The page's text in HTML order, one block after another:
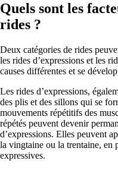
Quels sont les
rides ?
Deux catégories de rides
les rides d’expressions et les
causes différentes et se
Les rides d’expressions,
des plis et des sillons qui se
mouvements répétitifs des
répétés peuvent devenir
d’expressions. Elles peuvent
la vingtaine ou la trentaine, en
expressives.